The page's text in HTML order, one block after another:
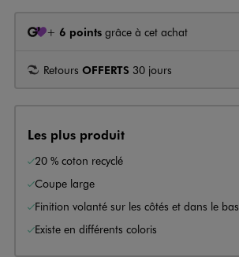
+ 6 points grâce à cet achat
Retours OFFERTS 30 jours
Les plus produit
20 % coton recyclé
Coupe large
Finition volanté sur les côtés et dans le bas
Existe en différents coloris